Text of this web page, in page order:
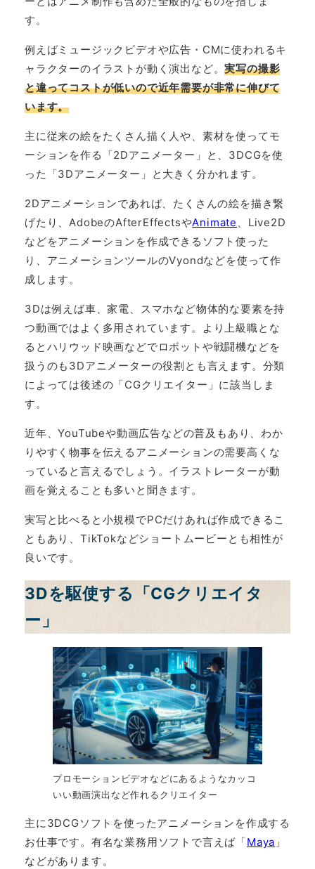
す。
例えばミュージックビデオや広告・CMに使われるキ
ャラクターのイラストが動く演出など。実写の撮影
と違ってコストが低いので近年需要が非常に伸びて
います。
主に従来の絵をたくさん描く人や、素材を使ってモ
ーションを作る「2Dアニメーター」と、3DCGを使
った「3Dアニメーター」と大きく分かれます。
2Dアニメーションであれば、たくさんの絵を描き繋
げたり、AdobeのAfterEffectsやAnimate 、Live2D
などをアニメーションを作成できるソフト使った
り、アニメーションツールのVyondなどを使って作
成します。
3Dは例えば車、家電、スマホなど物体的な要素を持
つ動画ではよく多用されています。より上級職とな
るとハリウッド映画などでロボットや戦闘機などを
扱うのも3Dアニメーターの役割とも言えます。分類
によっては後述の「CGクリエイター」に該当しま
す。
近年、YouTubeや動画広告などの普及もあり、わか
りやすく物事を伝えるアニメーションの需要高くな
っていると言えるでしょう。イラストレーターが動
画を覚えることも多いと聞きます。
実写と比べると小規模でPCだけあれば作成できるこ
ともあり、TikTokなどショートムービーとも相性が
良いです。
3Dを駆使する「CGクリエイタ
ー」
プロモーションビデオなどにあるようなカッコ
いい動画演出など作れるクリエイター
主に3DCGソフトを使ったアニメーションを作成する
お仕事です。有名な業務用ソフトで言えば「Maya 」
などがあります。